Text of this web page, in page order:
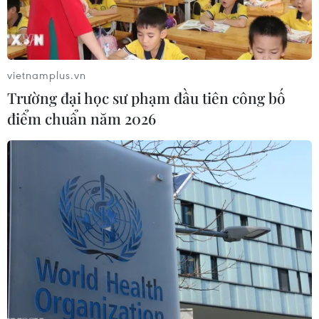
#Bun Pi May #Bun Hốt Nặm
#Té nước
#Đất nước Triệu Voi
#Tết cổ truyền của Lào
#Phật lịch
#Tin tức
#Tin tức mới nhất
#Tin tức 24h
#Tin tức mới nhất trong ngày
#Tin tức thời sự
#Tin tức
#Tin hot
#Tin tức an ninh
#An ninh
vietnamplus.vn
Trường đại học sư phạm đầu tiên công bố
điểm chuẩn năm 2026